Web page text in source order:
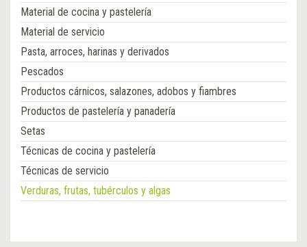
Material de cocina y pastelería
Material de servicio
Pasta, arroces, harinas y derivados
Pescados
Productos cárnicos, salazones, adobos y fiambres
Productos de pastelería y panadería
Setas
Técnicas de cocina y pastelería
Técnicas de servicio
Verduras, frutas, tubérculos y algas